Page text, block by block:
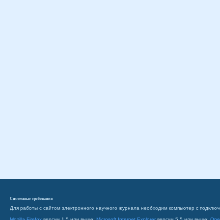
Системные требования
Для работы с сайтом электронного научного журнала необходим компьютер с